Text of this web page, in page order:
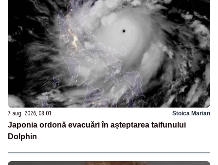
7 aug. 2026, 08:01 Stoica Marian
Japonia ordonă evacuări în așteptarea taifunului
Dolphin